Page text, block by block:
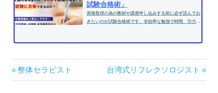
試験合格術」
資格取得の為の教材や講座申し込みする前に必ず読んでお
きたいのが試験合格術です。非効率な勉強で時間、労力を
投
稿
前
の
整体セラピスト
次
の
台湾式リフレクソロジスト